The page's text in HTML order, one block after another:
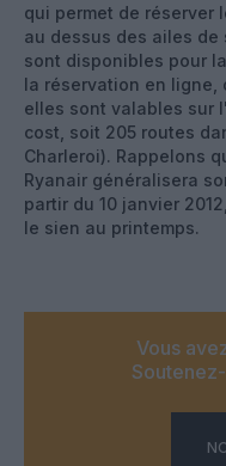
qui permet de réserver
au dessus des ailes de
sont disponibles pour
la réservation en ligne,
elles sont valables sur
cost, soit 205 routes
Charleroi). Rappelons
Ryanair généralisera
partir du 10 janvier
le sien au printemps.
Vous